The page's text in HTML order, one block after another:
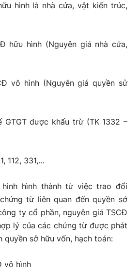
hình là nhà cửa, vật kiến trúc,
hữu hình (Nguyên giá nhà cửa,
vô hình (Nguyên giá quyền sử
GTGT được khấu trừ (TK 1332 –
112, 331,…
hình thành từ việc trao đổi
từ liên quan đến quyền sở
ty cổ phần, nguyên giá TSCĐ
lý của các chứng từ được phát
quyền sở hữu vốn, hạch toán:
vô hình